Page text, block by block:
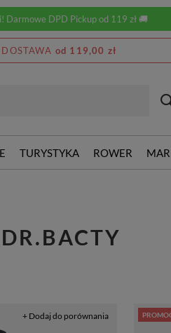
Darmowe DPD Pickup od 119 zł 🚚
od 119,00 zł
TURYSTYKA ROWER
+ Dodaj do porównania